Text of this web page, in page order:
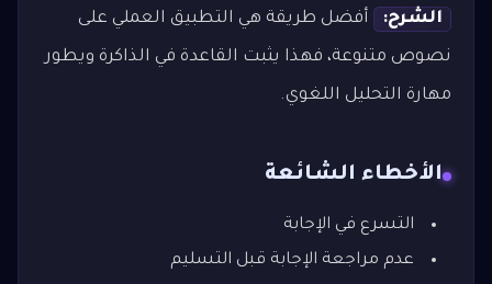
الشرح: أفضل طريقة هي التطبيق العملي على
نصوص متنوعة، فهذا يثبت القاعدة في الذاكرة ويطور
مهارة التحليل اللغوي.
الأخطاء الشائعة
التسرع في الإجابة
عدم مراجعة الإجابة قبل التسليم